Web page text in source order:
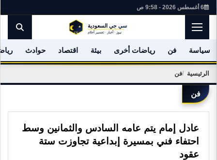
6 أغسطس 2026 - 9:58 ص
سياسة فن رياضات أخرى بيئة اقتصاد حوادث
الرئيسية فن
فن
عادل إمام يتم عامه السادس والثمانين وسط
احتفاء فني بمسيرة إبداعية تجاوزت ستة
عقود